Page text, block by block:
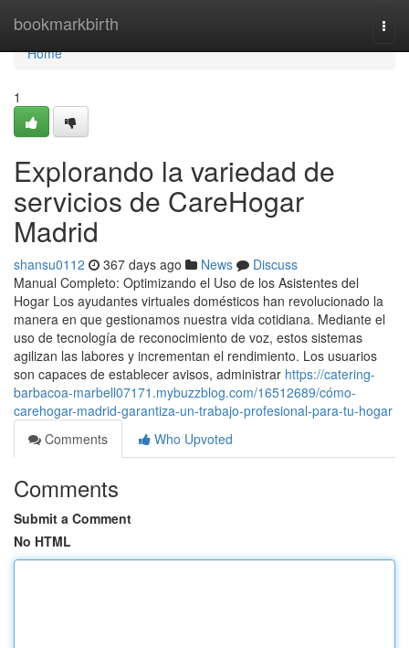
bookmarkbirth
Home
Home
1
Explorando la variedad de
servicios de CareHogar
Madrid
shansu0112 367 days ago News
Discuss
Manual Completo: Optimizando el Uso de los Asistentes del
Hogar Los ayudantes virtuales domésticos han revolucionado la
manera en que gestionamos nuestra vida cotidiana. Mediante el
uso de tecnología de reconocimiento de voz, estos sistemas
agilizan las labores y incrementan el rendimiento. Los usuarios
son capaces de establecer avisos, administrar https://catering-
barbacoa-marbell07171.mybuzzblog.com/16512689/cómo-
carehogar-madrid-garantiza-un-trabajo-profesional-para-tu-hogar
Comments
Who Upvoted
Comments
Submit a Comment
No HTML